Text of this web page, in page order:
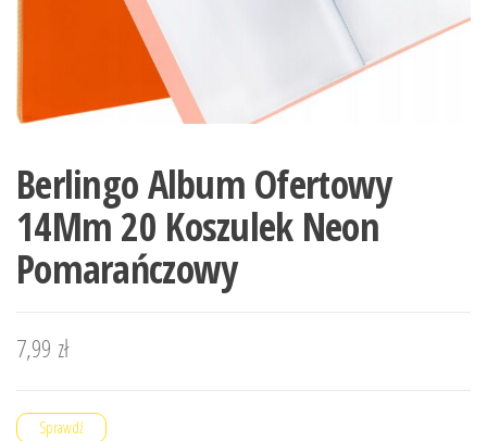
Berlingo Album Ofertowy
14Mm 20 Koszulek Neon
Pomarańczowy
7,99 zł
Sprawdź